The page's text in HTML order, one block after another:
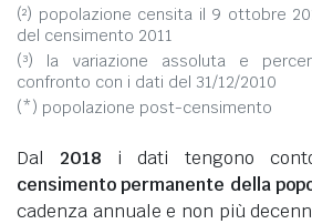
(²) popolazione censita il 9 ottobre
del censimento 2011
(³) la variazione assoluta e
confronto con i dati del 31/12/2010
(*) popolazione post-censimento
Dal 2018 i dati tengono
censimento permanente della
cadenza annuale e non più